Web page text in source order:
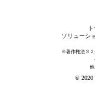
ソリューシ
※著作権法３２
他
© 2020